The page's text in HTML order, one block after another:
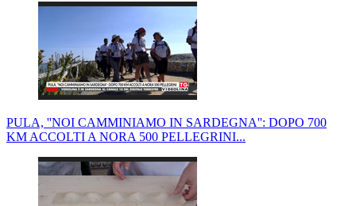
PULA, ''NOI CAMMINIAMO IN SARDEGNA'': DOPO 700
KM ACCOLTI A NORA 500 PELLEGRINI...